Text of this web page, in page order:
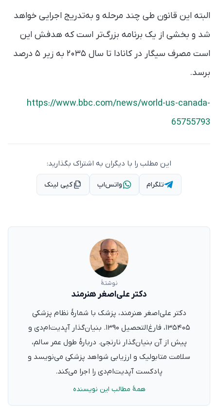
البته این قانون طی چند مرحله و به‌تدریج اجرایی خواهد
شد و بخشی از یک برنامه بزرگ‌تر است که هدفش این
است مصرف سیگار در کانادا تا سال ۲۰۳۵ به زیر ۵ درصد
برسد.
https://www.bbc.com/news/world-us-canada-
65755793
این مطلب را با دیگران به اشتراک بگذارید:
تلگرام واتس‌اپ کپی لینک
نوشتهٔ
دکتر علی‌اصغر هنرمند
دکتر علی‌اصغر هنرمند، پزشک با شمارهٔ نظام پزشکی
۱۳۵۴۰۵، فارغ‌التحصیل ۱۳۹۰. بنیان‌گذار آپدیت‌ام‌دی و
پیش از آن بنیان‌گذار نارنجی. دربارهٔ طول عمر سالم،
سلامت متابولیک و ارزیابی شواهد پزشکی می‌نویسد و
پادکست آپدیت‌ام‌دی را اجرا می‌کند.
همهٔ مطالب این نویسنده